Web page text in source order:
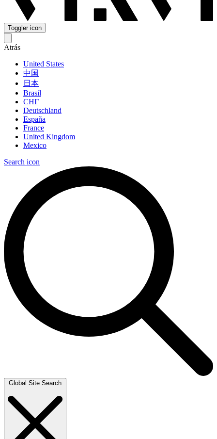
Toggler icon
Atrás
United States
中国
日本
Brasil
СНГ
Deutschland
España
France
United Kingdom
Mexico
Search icon
Global Site Search